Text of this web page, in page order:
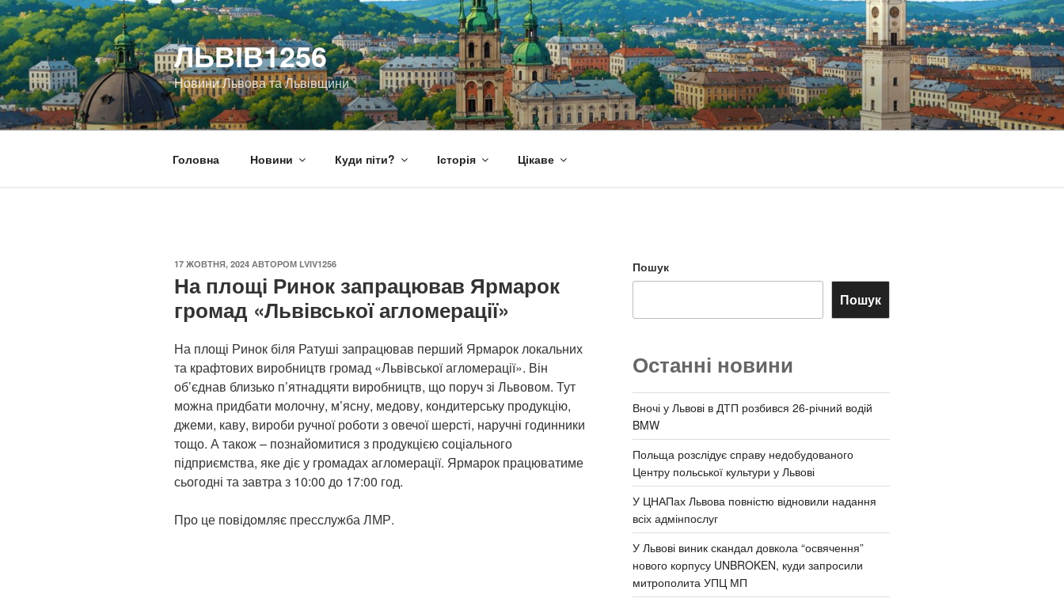
Перейти
до
вмісту
ЛЬВІВ1256
Новини Львова та Львівщини
Головна Новини Куди піти? Історія Цікаве
ОПУБЛІКОВАНО
17 ЖОВТНЯ, 2024 АВТОРОМ LVIV1256
На площі Ринок запрацював Ярмарок
громад «Львівської агломерації»
На площі Ринок біля Ратуші запрацював перший Ярмарок локальних
та крафтових виробництв громад «Львівської агломерації». Він
об’єднав близько п’ятнадцяти виробництв, що поруч зі Львовом. Тут
можна придбати молочну, м’ясну, медову, кондитерську продукцію,
джеми, каву, вироби ручної роботи з овечої шерсті, наручні годинники
тощо. А також – познайомитися з продукцією соціального
підприємства, яке діє у громадах агломерації. Ярмарок працюватиме
сьогодні та завтра з 10:00 до 17:00 год.
Про це повідомляє пресслужба ЛМР.
Пошук
Пошук
Останні новини
Вночі у Львові в ДТП розбився 26-річний водій
BMW
Польща розслідує справу недобудованого
Центру польської культури у Львові
У ЦНАПах Львова повністю відновили надання
всіх адмінпослуг
У Львові виник скандал довкола “освячення”
нового корпусу UNBROKEN, куди запросили
митрополита УПЦ МП